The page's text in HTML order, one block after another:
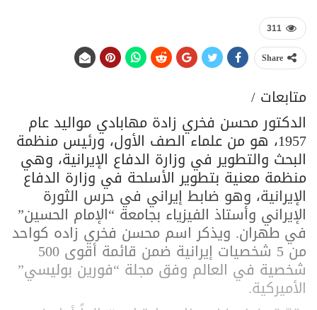
311
Share
متابعات /
الدكتور محسن فخري زادة مهابادي مواليد عام
1957، هو من علماء الصف الأول، ورئيس منظمة
البحث والتطوير في وزارة الدفاع الإيرانية، وهي
منظمة معنية بتطوير الأسلحة في وزارة الدفاع
الإيرانية، وهو ضابط إيراني في حرس الثورة
الإيراني وأستاذ الفيزياء بجامعة “الإمام الحسين”
في طهران. ويذكر اسم محسن فخري زاده كواحد
من 5 شخصيات إيرانية ضمن قائمة أقوى 500
شخصية في العالم وفق مجلة “فورين بوليسي”
الأميركية.